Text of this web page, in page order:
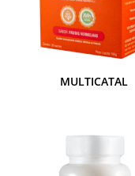
MULTICATAL